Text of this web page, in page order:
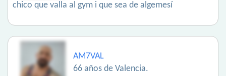
chico que valla al gym i que sea de algemesí
AM7VAL
66 años de Valencia.